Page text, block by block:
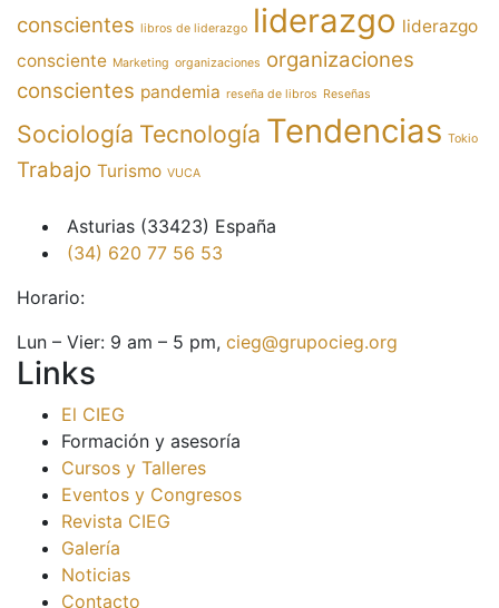
conscientes libros de liderazgo liderazgo liderazgo
consciente Marketing organizaciones organizaciones
conscientes pandemia reseña de libros Reseñas
Sociología Tecnología Tendencias Tokio
Trabajo Turismo VUCA
Asturias (33423) España
(34) 620 77 56 53
Horario:
Lun – Vier: 9 am – 5 pm, cieg@grupocieg.org
Links
El CIEG
Formación y asesoría
Cursos y Talleres
Eventos y Congresos
Revista CIEG
Galería
Noticias
Contacto